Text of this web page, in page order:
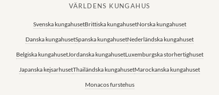
VÄRLDENS KUNGAHUS
Svenska kungahusetBrittiska kungahusetNorska kungahuset
Danska kungahusetSpanska kungahusetNederländska kungahuset
Belgiska kungahusetJordanska kungahusetLuxemburgska storhertighuset
Japanska kejsarhusetThailändska kungahusetMarockanska kungahuset
Monacos furstehus